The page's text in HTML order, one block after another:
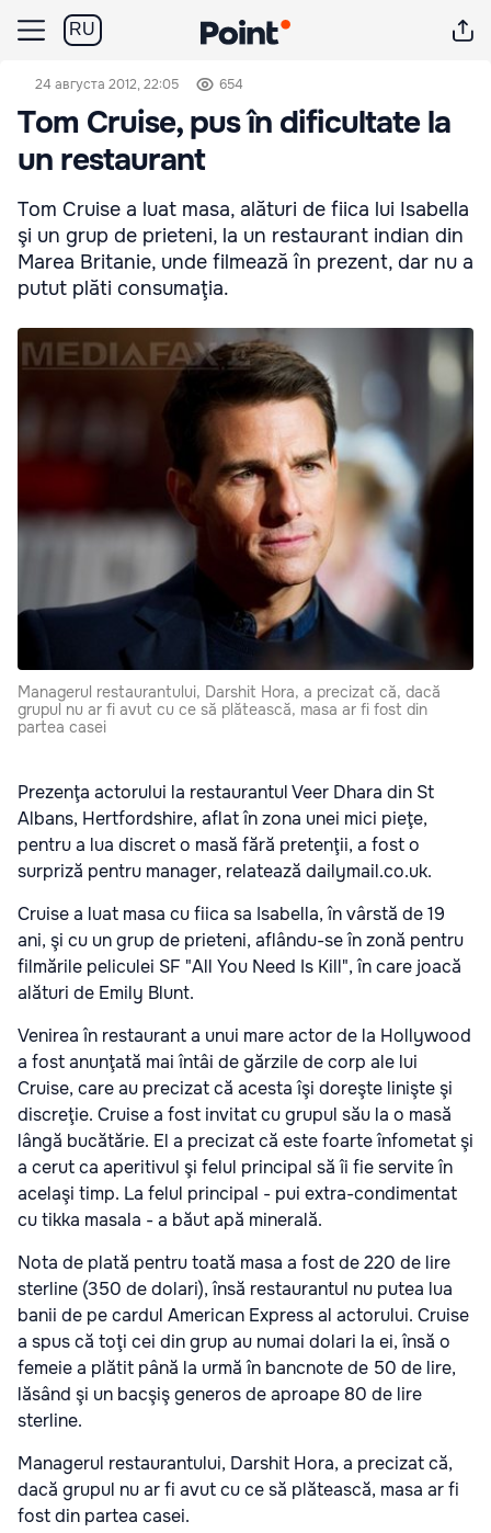
RU
24 августа 2012, 22:05 654
Tom Cruise, pus în dificultate la
un restaurant
Tom Cruise a luat masa, alături de fiica lui Isabella
şi un grup de prieteni, la un restaurant indian din
Marea Britanie, unde filmează în prezent, dar nu a
putut plăti consumaţia.
Managerul restaurantului, Darshit Hora, a precizat că, dacă
grupul nu ar fi avut cu ce să plătească, masa ar fi fost din
partea casei
Prezenţa actorului la restaurantul Veer Dhara din St
Albans, Hertfordshire, aflat în zona unei mici pieţe,
pentru a lua discret o masă fără pretenţii, a fost o
surpriză pentru manager, relatează dailymail.co.uk.
Cruise a luat masa cu fiica sa Isabella, în vârstă de 19
ani, şi cu un grup de prieteni, aflându-se în zonă pentru
filmările peliculei SF "All You Need Is Kill", în care joacă
alături de Emily Blunt.
Venirea în restaurant a unui mare actor de la Hollywood
a fost anunţată mai întâi de gărzile de corp ale lui
Cruise, care au precizat că acesta îşi doreşte linişte şi
discreţie. Cruise a fost invitat cu grupul său la o masă
lângă bucătărie. El a precizat că este foarte înfometat şi
a cerut ca aperitivul şi felul principal să îi fie servite în
acelaşi timp. La felul principal - pui extra-condimentat
cu tikka masala - a băut apă minerală.
Nota de plată pentru toată masa a fost de 220 de lire
sterline (350 de dolari), însă restaurantul nu putea lua
banii de pe cardul American Express al actorului. Cruise
a spus că toţi cei din grup au numai dolari la ei, însă o
femeie a plătit până la urmă în bancnote de 50 de lire,
lăsând şi un bacşiş generos de aproape 80 de lire
sterline.
Managerul restaurantului, Darshit Hora, a precizat că,
dacă grupul nu ar fi avut cu ce să plătească, masa ar fi
fost din partea casei.